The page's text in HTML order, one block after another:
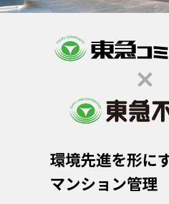
環境先進を形に
マンション管理